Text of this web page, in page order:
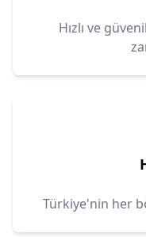
Hızlı ve
Türkiye'nin her